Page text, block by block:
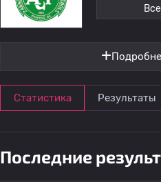
Статистика Результаты
Последние